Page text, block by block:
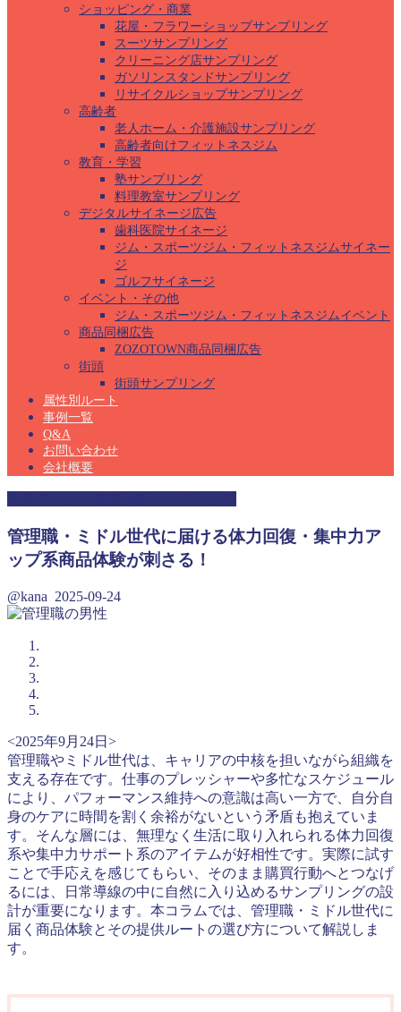
ショッピング・商業
花屋・フラワーショップサンプリング
スーツサンプリング
クリーニング店サンプリング
ガソリンスタンドサンプリング
リサイクルショップサンプリング
高齢者
老人ホーム・介護施設サンプリング
高齢者向けフィットネスジム
教育・学習
塾サンプリング
料理教室サンプリング
デジタルサイネージ広告
歯科医院サイネージ
ジム・スポーツジム・フィットネスジムサイネー
ジ
ゴルフサイネージ
イベント・その他
ジム・スポーツジム・フィットネスジムイベント
商品同梱広告
ZOZOTOWN商品同梱広告
街頭
街頭サンプリング
属性別ルート
事例一覧
Q&A
お問い合わせ
会社概要
管理職・ミドル世代に届ける体力回復・集中力ア
ップ系商品体験が刺さる！
@kana 2025-09-24
<2025年9月24日>
管理職やミドル世代は、キャリアの中核を担いながら組織を
支える存在です。仕事のプレッシャーや多忙なスケジュール
により、パフォーマンス維持への意識は高い一方で、自分自
身のケアに時間を割く余裕がないという矛盾も抱えていま
す。そんな層には、無理なく生活に取り入れられる体力回復
系や集中力サポート系のアイテムが好相性です。実際に試す
ことで手応えを感じてもらい、そのまま購買行動へとつなげ
るには、日常導線の中に自然に入り込めるサンプリングの設
計が重要になります。本コラムでは、管理職・ミドル世代に
届く商品体験とその提供ルートの選び方について解説しま
す。